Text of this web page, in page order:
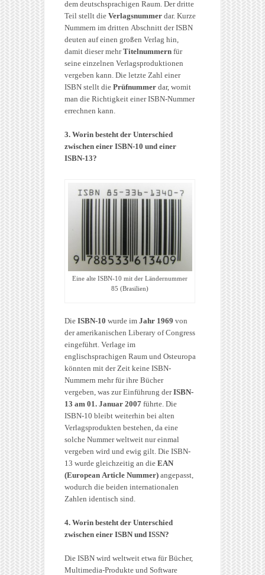
dem deutschsprachigen Raum. Der dritte
Teil stellt die Verlagsnummer dar. Kurze
Nummern im dritten Abschnitt der ISBN
deuten auf einen großen Verlag hin,
damit dieser mehrTitelnummern für
seine einzelnen Verlagsproduktionen
vergeben kann. Die letzte Zahl einer
ISBN stellt die Prüfnummer dar, womit
man die Richtigkeit einer ISBN-Nummer
errechnen kann.
3. Worin besteht der Unterschied
zwischen einer ISBN-10 und einer
ISBN-13?
Eine alte ISBN-10 mit der Ländernummer
85 (Brasilien)
Die ISBN-10 wurde im Jahr 1969 von
der amerikanischen Liberary of Congress
eingeführt. Verlage im
englischsprachigen Raum und Osteuropa
könnten mit der Zeit keine ISBN-
Nummern mehr für ihre Bücher
vergeben, was zur Einführung derISBN-
13 am 01. Januar 2007 führte. Die
ISBN-10 bleibt weiterhin bei alten
Verlagsprodukten bestehen, da eine
solche Nummer weltweit nur einmal
vergeben wird und ewig gilt. Die ISBN-
13 wurde gleichzeitig an die EAN
(European Article Nummer) angepasst,
wodurch die beiden internationalen
Zahlen identisch sind.
4. Worin besteht der Unterschied
zwischen einer ISBN und ISSN?
Die ISBN wird weltweit etwa für Bücher,
Multimedia-Produkte und Software